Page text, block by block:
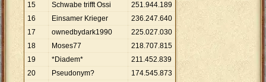
15
Schwabe trifft Ossi 251.944.189
16
Einsamer Krieger 236.247.640
17
ownedbydark1990 225.027.030
18
Moses77 218.707.815
19
*Diadem* 211.452.839
20
Pseudonym? 174.545.873